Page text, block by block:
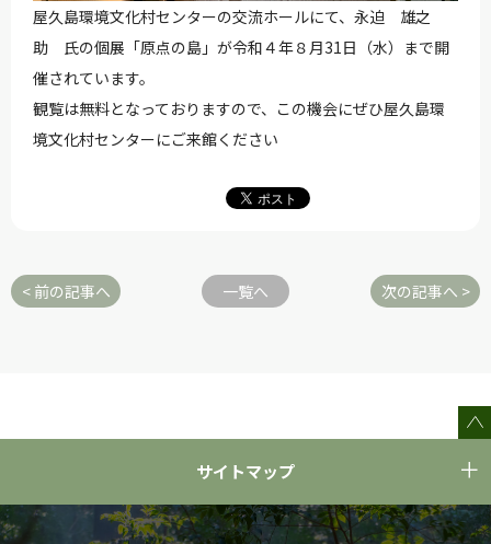
屋久島環境文化村センターの交流ホールにて、永迫 雄之
助 氏の個展「原点の島」が令和４年８月31日（水）まで開
催されています。
観覧は無料となっておりますので、この機会にぜひ屋久島環
境文化村センターにご来館ください
< 前の記事へ 一覧へ 次の記事へ >
サイトマップ